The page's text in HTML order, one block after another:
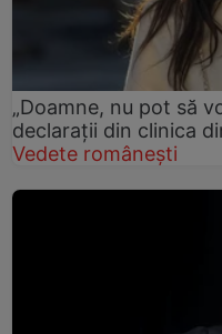
„Doamne, nu pot să
declarații din clinica
Vedete românești